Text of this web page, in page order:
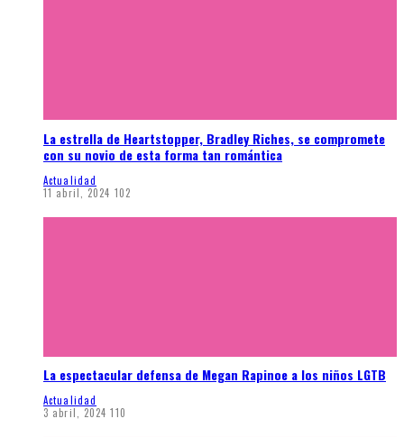
La estrella de Heartstopper, Bradley Riches, se compromete
con su novio de esta forma tan romántica
Actualidad
11 abril, 2024 102
La espectacular defensa de Megan Rapinoe a los niños LGTB
Actualidad
3 abril, 2024 110